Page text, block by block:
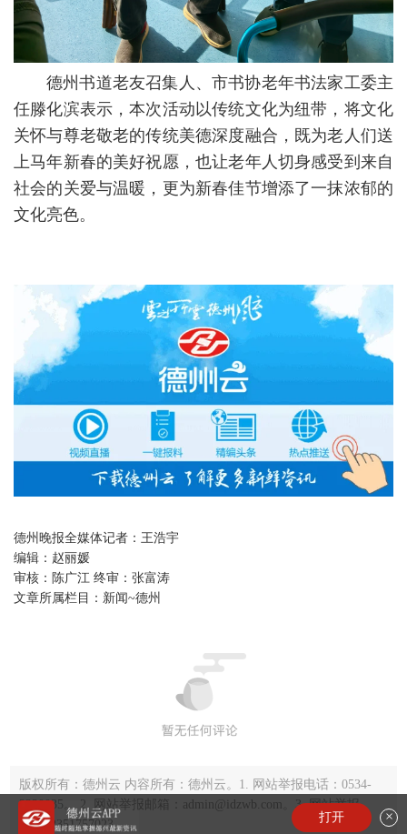
德州书道老友召集人、市书协老年书法家工委主
任滕化滨表示，本次活动以传统文化为纽带，将文化
关怀与尊老敬老的传统美德深度融合，既为老人们送
上马年新春的美好祝愿，也让老年人切身感受到来自
社会的关爱与温暖，更为新春佳节增添了一抹浓郁的
文化亮色。
德州晚报全媒体记者：王浩宇
编辑： 赵丽媛
审核： 陈广江 终审：张富涛
文章所属栏目： 新闻~德州
打开 ×
版权所有：德州云 内容所有：德州云。1. 网站举报电话：0534-
2220035。 2. 网站举报邮箱：admin@idzwb.com。3. 网站举报
QQ：2351757023。